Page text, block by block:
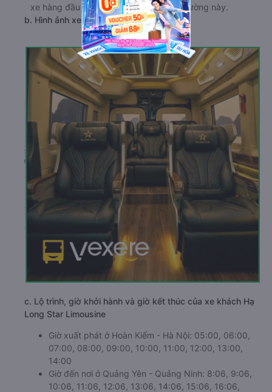
xe hàng đầu về chất lượng trên tuyến đường này.
b. Hình ảnh xe Hạ Long Star Limousine
c. Lộ trình, giờ khởi hành và giờ kết thúc của xe khách Hạ
Long Star Limousine
Giờ xuất phát ở Hoàn Kiếm - Hà Nội: 05:00, 06:00,
07:00, 08:00, 09:00, 10:00, 11:00, 12:00, 13:00,
14:00
Giờ đến nơi ở Quảng Yên - Quảng Ninh: 8:06, 9:06,
10:06, 11:06, 12:06, 13:06, 14:06, 15:06, 16:06,